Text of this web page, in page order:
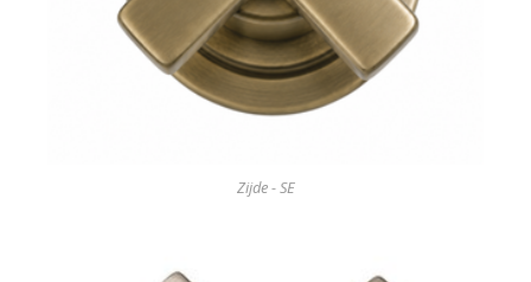
Zijde - SE